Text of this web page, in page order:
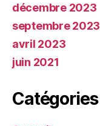
décembre 2023
septembre 2023
avril 2023
juin 2021
Catégories